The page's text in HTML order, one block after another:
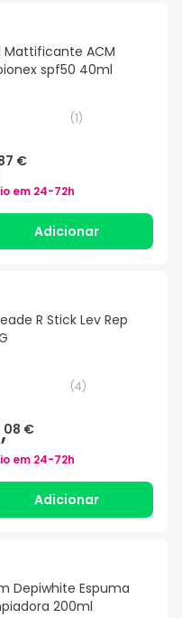
Mattificante ACM
spf50 40ml
(1)
€
em 24-72h
Adicionar
R Stick Lev Rep
(4)
08 €
em 24-72h
Adicionar
Depiwhite Espuma
200ml